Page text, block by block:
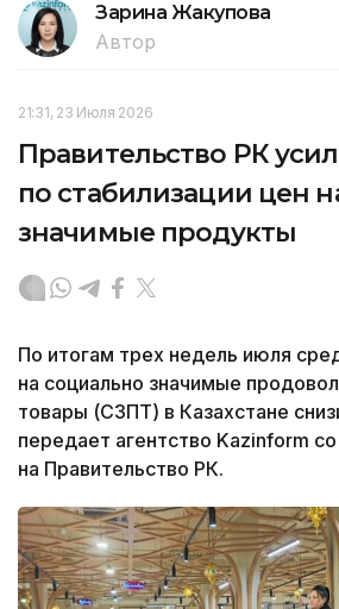
Зарина Жакупова
Автор
21:31, 23 Июля 2026
Правительство РК
по стабилизации цен
значимые продукты
По итогам трех недель июля
на социально значимые
товары (СЗПТ) в Казахстане
передает агентство Kazinform
на Правительство РК.